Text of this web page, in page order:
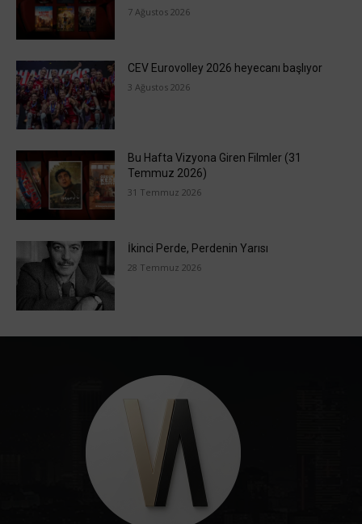
7 Ağustos 2026
CEV Eurovolley 2026 heyecanı başlıyor
3 Ağustos 2026
Bu Hafta Vizyona Giren Filmler (31
Temmuz 2026)
31 Temmuz 2026
İkinci Perde, Perdenin Yarısı
28 Temmuz 2026